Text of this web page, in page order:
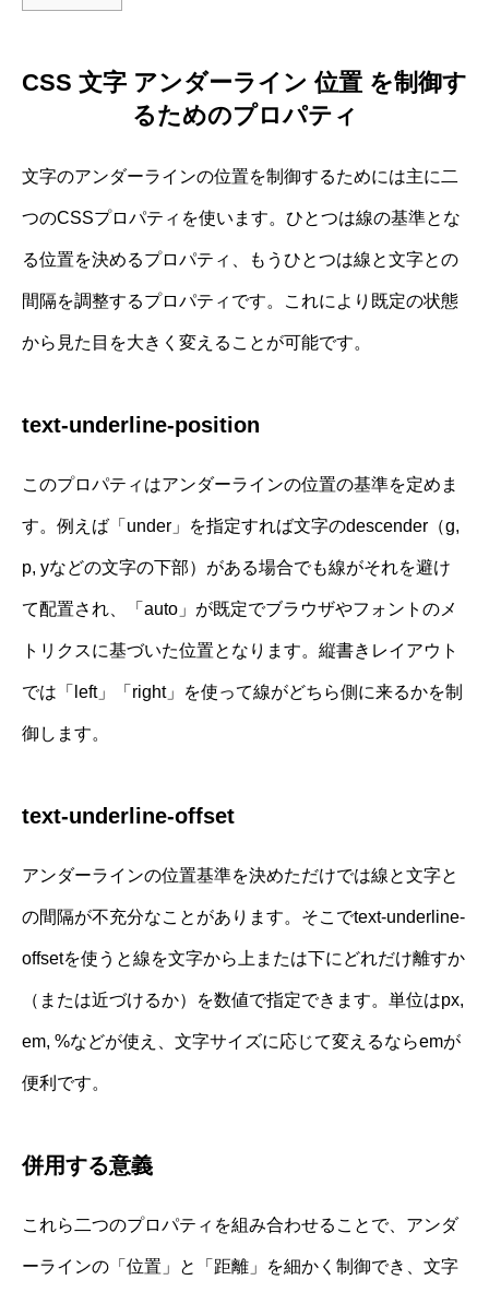
CSS 文字 アンダーライン 位置 を制御す
るためのプロパティ
文字のアンダーラインの位置を制御するためには主に二
つのCSSプロパティを使います。ひとつは線の基準とな
る位置を決めるプロパティ、もうひとつは線と文字との
間隔を調整するプロパティです。これにより既定の状態
から見た目を大きく変えることが可能です。
text-underline-position
このプロパティはアンダーラインの位置の基準を定めま
す。例えば「under」を指定すれば文字のdescender（g,
p, yなどの文字の下部）がある場合でも線がそれを避け
て配置され、「auto」が既定でブラウザやフォントのメ
トリクスに基づいた位置となります。縦書きレイアウト
では「left」「right」を使って線がどちら側に来るかを制
御します。
text-underline-offset
アンダーラインの位置基準を決めただけでは線と文字と
の間隔が不充分なことがあります。そこでtext-underline-
offsetを使うと線を文字から上または下にどれだけ離すか
（または近づけるか）を数値で指定できます。単位はpx,
em, %などが使え、文字サイズに応じて変えるならemが
便利です。
併用する意義
これら二つのプロパティを組み合わせることで、アンダ
ーラインの「位置」と「距離」を細かく制御でき、文字